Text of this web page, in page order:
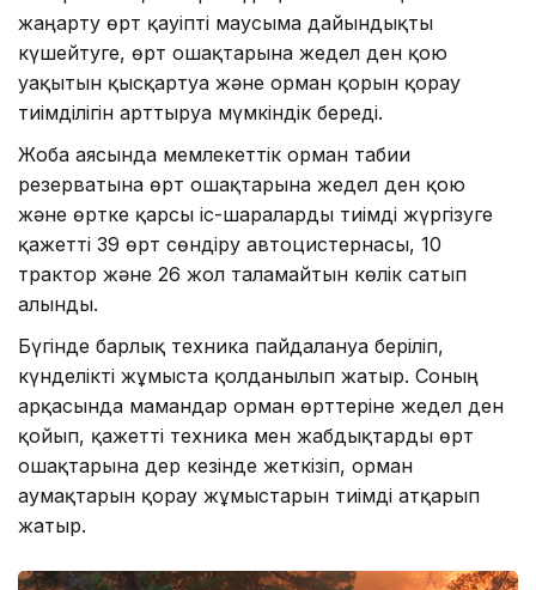
жаңарту өрт қауіпті маусымға дайындықты
күшейтуге, өрт ошақтарына жедел ден қою
уақытын қысқартуға және орман қорын қорғау
тиімділігін арттыруға мүмкіндік береді.
Жоба аясында мемлекеттік орман табиғи
резерватына өрт ошақтарына жедел ден қою
және өртке қарсы іс-шараларды тиімді жүргізуге
қажетті 39 өрт сөндіру автоцистернасы, 10
трактор және 26 жол талғамайтын көлік сатып
алынды.
Бүгінде барлық техника пайдалануға беріліп,
күнделікті жұмыста қолданылып жатыр. Соның
арқасында мамандар орман өрттеріне жедел ден
қойып, қажетті техника мен жабдықтарды өрт
ошақтарына дер кезінде жеткізіп, орман
аумақтарын қорғау жұмыстарын тиімді атқарып
жатыр.